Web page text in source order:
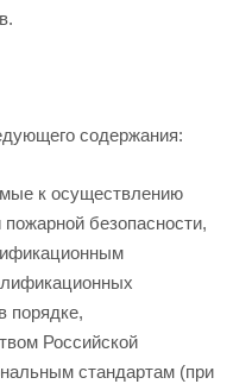
содержания:
к осуществлению
безопасности,
порядке,
Российской
стандартам (при